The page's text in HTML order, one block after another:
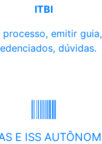
ITBI
processo, emitir
dúvidas.
E ISS